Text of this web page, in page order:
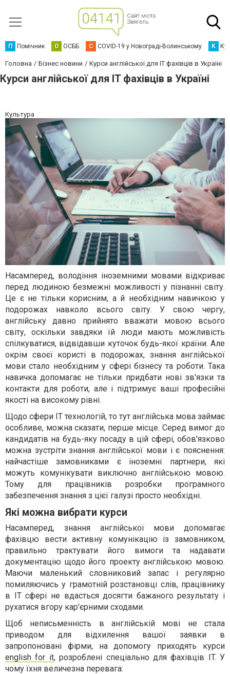
П Помічник О ОСББ C COVID-19 у Новограді-Волинському К
Головна Бізнес новини Курси англійської для IT фахівців в Україні
Курси англійської для IT фахівців в Україні
Культура
Насамперед, володіння іноземними мовами відкриває
перед людиною безмежні можливості у пізнанні світу.
Це є не тільки корисним, а й необхідним навичкою у
подорожах навколо всього світу. У свою чергу,
англійську давно прийнято вважати мовою всього
світу, оскільки завдяки їй люди мають можливість
спілкуватися, відвідавши куточок будь-якої країни. Але
окрім своєї користі в подорожах, знання англійської
мови стало необхідним у сфері бізнесу та роботи. Така
навичка допомагає не тільки придбати нові зв'язки та
контакти для роботи, але і підтримує ваші професійні
якості на високому рівні.
Щодо сфери IT технологій, то тут англійська мова займає
особливе, можна сказати, перше місце. Серед вимог до
кандидатів на будь-яку посаду в цій сфері, обов'язково
можна зустріти знання англійської мови і є пояснення:
найчастіше замовниками є іноземні партнери, які
можуть комунікувати виключно англійською мовою.
Тому для працівників розробки програмного
забезпечення знання з цієї галузі просто необхідні.
Які можна вибрати курси
Насамперед, знання англійської мови допомагає
фахівцю вести активну комунікацію із замовником,
правильно трактувати його вимоги та надавати
документацію щодо його проекту англійською мовою.
Маючи маленький словниковий запас і регулярно
помиляючись у грамотній розстановці слів, працівнику
в IT сфері не вдасться досягти бажаного результату і
рухатися вгору кар'єрними сходами.
Щоб неписьменність в англійській мові не стала
приводом для відхилення вашої заявки в
запропоновані фірми, на допомогу приходять курси
english for it, розроблені спеціально для фахівців IT. У
чому їхня величезна перевага: